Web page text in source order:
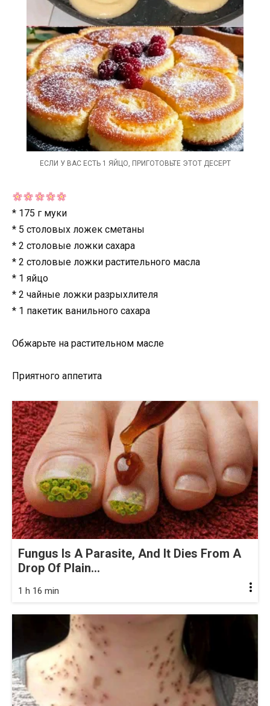
ЕСЛИ У ВАС ЕСТЬ 1 ЯЙЦО, ПРИГОТОВЬТЕ ЭТОТ ДЕСЕРТ
* 175 г муки
* 5 столовых ложек сметаны
* 2 столовые ложки сахара
* 2 столовые ложки растительного масла
* 1 яйцо
* 2 чайные ложки разрыхлителя
* 1 пакетик ванильного сахара
Обжарьте на растительном масле
Приятного аппетита
Fungus Is A Parasite, And It Dies From A
Drop Of Plain...
1 h 16 min